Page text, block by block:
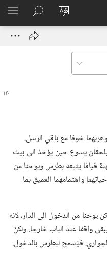
تغيير
الموقع
تسجيل
الدخول
نافذة
البحث
في
JW.‎ORG
خوفا مع باقي الرسل،‏
يسوع حين يؤخذ الى بيت
قيافا يتبعه بطرس ويوحنا من
واهتمامهما العميق بما
من الدخول الى الدار،‏ لانه
واقفا عند الباب خارجا.‏ ولكنّ
فيُسمح لبطرس بالدخول.‏